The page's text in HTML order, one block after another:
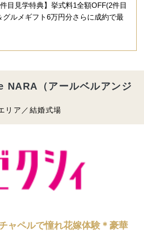
目見学特典】挙式料1全額OFF(2件目
グルメギフト6万円分さらに成約で最
リア／結婚式場
（アールベルアンジ
ャペルで憧れ花嫁体験＊豪華